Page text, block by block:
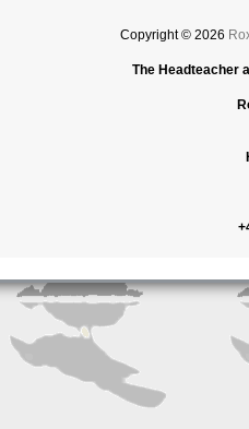
Copyright © 2026
The Headteacher